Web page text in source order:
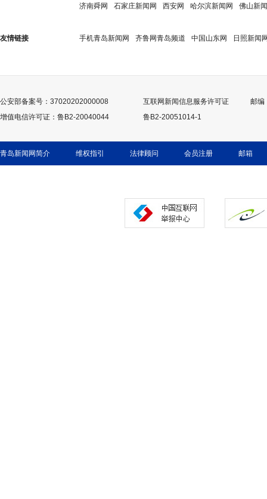
济南舜网
石家庄新闻网 西安网 哈尔滨新闻网 佛山新
友情链接 手机青岛新闻网 齐鲁网青岛频道 中国山东网 日照新闻
公安部备案号：37020202000008 互联网新闻信息服务许可证
邮编
增值电信许可证：鲁B2-20040044
鲁B2-20051014-1
青岛新闻网简介 维权指引 法律顾问 会员注册 邮箱